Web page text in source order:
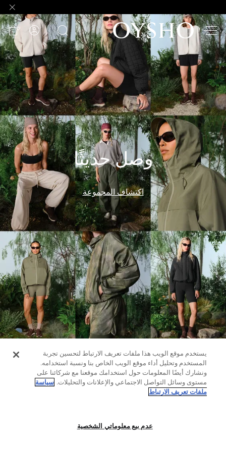
وصل
حديثًا
Active
shorts
الأكثر
مبيعًا
المشاهدة
حسب
المنتج
المشاهدة
حسب
النشاط
المشاهدة
حسب
الجودة
Oysho
Community
افتتاحية
مساعدة
وصل حديثًا
اكتشاف المجموعة
يستخدم موقع الويب هذا ملفات تعريف الارتباط لتحسين تجربة
المستخدم وتحليل أداء موقع الويب الخاص بنا ونسبة استخدامه.
ونشارك أيضًا المعلومات حول استخدامك موقعنا مع شركائنا على
مستوى وسائل التواصل الاجتماعي والإعلانات والتحليلات. سياسة
ملفات تعريف الارتباط
عدم بيع معلوماتي الشخصية